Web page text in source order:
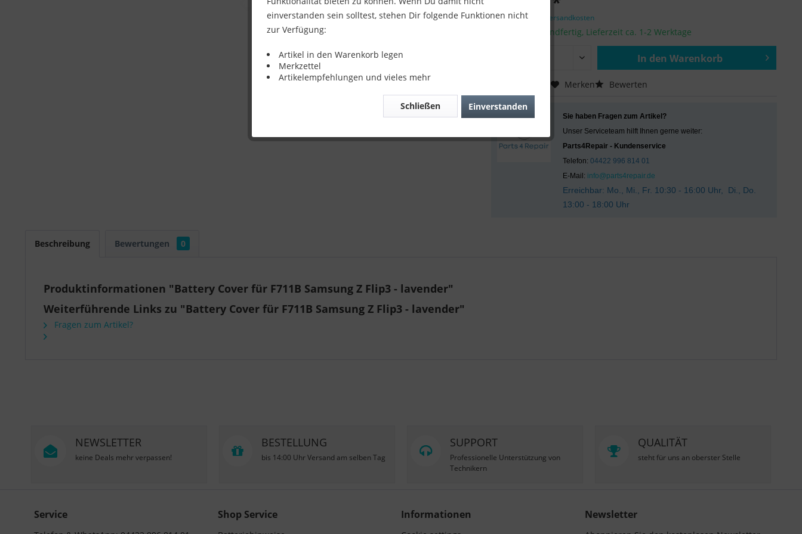
inkl. MwSt. zzgl. Versandkosten
Sofort versandfertig, Lieferzeit ca. 1-2 Werktage
In den Warenkorb
Vergleichen Merken Bewerten
Sie haben Fragen zum Artikel?
Unser Serviceteam hilft Ihnen gerne weiter:
Parts4Repair - Kundenservice
Telefon:04422 996 814 01
E-Mail: info@parts4repair.de
Erreichbar: Mo., Mi., Fr. 10:30 - 16:00 Uhr, Di., Do.
13:00 - 18:00 Uhr
Beschreibung Bewertungen 0
Produktinformationen "Battery Cover für F711B Samsung Z Flip3 - lavender"
Weiterführende Links zu "Battery Cover für F711B Samsung Z Flip3 - lavender"
Fragen zum Artikel?
NEWSLETTER
keine Deals mehr verpassen!
BESTELLUNG
bis 14:00 Uhr Versand am selben Tag
SUPPORT
Professionelle Unterstützung von
Technikern
QUALITÄT
steht für uns an oberster Stelle
Service Shop Service Informationen Newsletter
einverstanden sein solltest, stehen Dir folgende Funktionen nicht
zur Verfügung:
Artikel in den Warenkorb legen
Merkzettel
Artikelempfehlungen und vieles mehr
Einverstanden
Schließen